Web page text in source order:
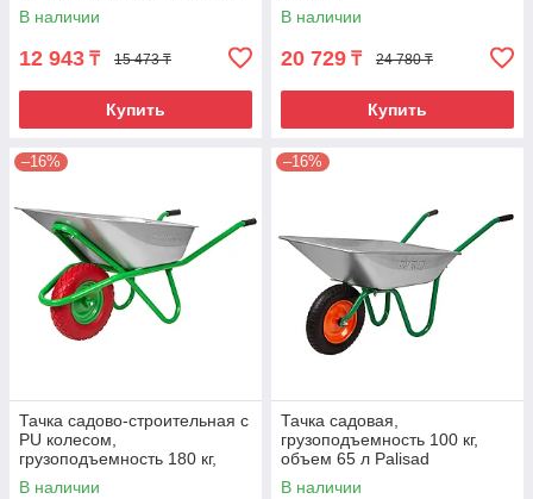
В наличии
12 943 ₸ 15 473 ₸
Купить
В наличии
20 729 ₸ 24 780 ₸
Купить
–16%
Тачка садово-строительная с
PU колесом,
грузоподъемность 180 кг,
объем 90 л Сибртех
В наличии
–16%
Тачка садовая,
грузоподъемность 100 кг,
объем 65 л Palisad
В наличии